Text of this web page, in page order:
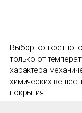
Выбор
только от
характера
химических
покрытия.